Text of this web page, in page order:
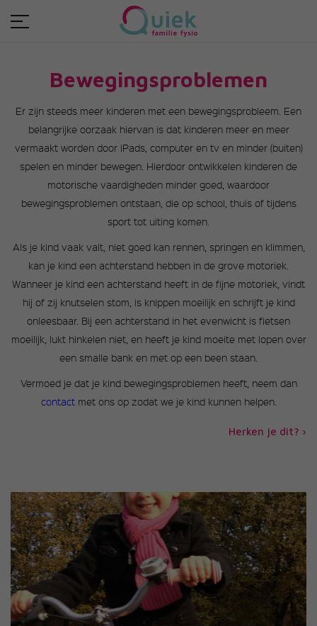
Bewegingsproblemen
Er zijn steeds meer kinderen met een bewegingsprobleem. Een
belangrijke oorzaak hiervan is dat kinderen meer en meer
vermaakt worden door iPads, computer en tv en minder (buiten)
spelen en minder bewegen. Hierdoor ontwikkelen kinderen de
motorische vaardigheden minder goed, waardoor
bewegingsproblemen ontstaan, die op school, thuis of tijdens
sport tot uiting komen.
Als je kind vaak valt, niet goed kan rennen, springen en klimmen,
kan je kind een achterstand hebben in de grove motoriek.
Wanneer je kind een achterstand heeft in de fijne motoriek, vindt
hij of zij knutselen stom, is knippen moeilijk en schrijft je kind
onleesbaar. Bij een achterstand in het evenwicht is fietsen
moeilijk, lukt hinkelen niet, en heeft je kind moeite met lopen over
een smalle bank en met op een been staan.
Vermoed je dat je kind bewegingsproblemen heeft, neem dan
contactmet ons op zodat we je kind kunnen helpen.
Herken je dit? ›